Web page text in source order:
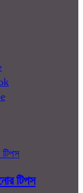
টিপস